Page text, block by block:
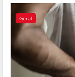
Geral